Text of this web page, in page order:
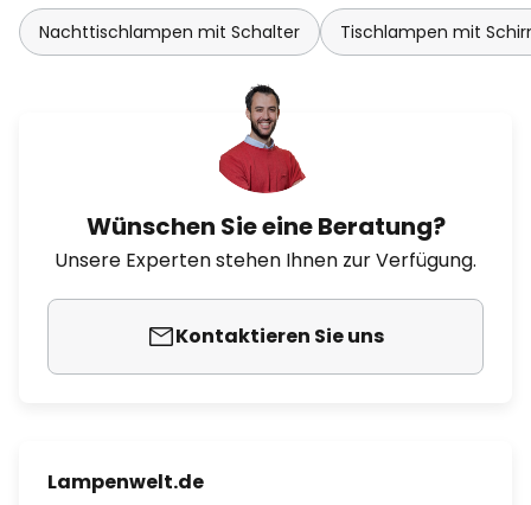
Nachttischlampen mit Schalter Tischlampen mit
Wünschen Sie eine Beratung?
Unsere Experten stehen Ihnen zur Verfügung.
Kontaktieren Sie uns
Lampenwelt.de